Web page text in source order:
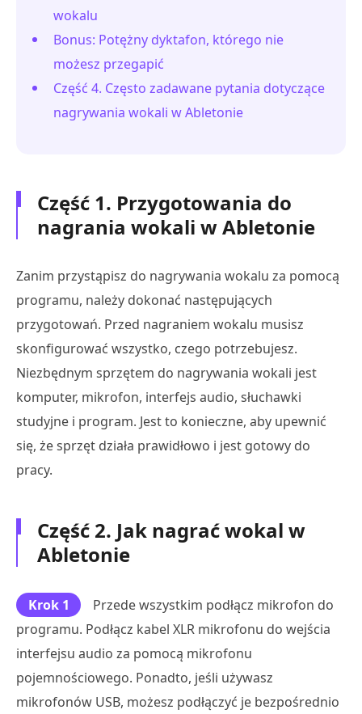
wokalu
Bonus: Potężny dyktafon, którego nie
możesz przegapić
Część 4. Często zadawane pytania dotyczące
nagrywania wokali w Abletonie
Część 1. Przygotowania do
nagrania wokali w Abletonie
Zanim przystąpisz do nagrywania wokalu za pomocą
programu, należy dokonać następujących
przygotowań. Przed nagraniem wokalu musisz
skonfigurować wszystko, czego potrzebujesz.
Niezbędnym sprzętem do nagrywania wokali jest
komputer, mikrofon, interfejs audio, słuchawki
studyjne i program. Jest to konieczne, aby upewnić
się, że sprzęt działa prawidłowo i jest gotowy do
pracy.
Część 2. Jak nagrać wokal w
Abletonie
Krok 1
Przede wszystkim podłącz mikrofon do
programu. Podłącz kabel XLR mikrofonu do wejścia
interfejsu audio za pomocą mikrofonu
pojemnościowego. Ponadto, jeśli używasz
mikrofonów USB, możesz podłączyć je bezpośrednio